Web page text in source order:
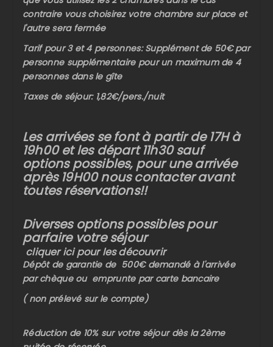
contraire vous choisirez votre chambre sur place et
l'autre sera fermée
Tarif pour 3 et 4 personnes: Supplément de 50€ par
personne supplémentaire pour un maximum de 4
personnes dans le gîte
Taxes de séjour: 1,82€/pers./nuit
Les arrivées se font à partir de 17H à
19h00 et les départ 11h30 sauf
options possibles, pour une arrivée
après 19H00 nous contacter avant
toutes réservations!!
Diverses options possibles pour
parfaire votre séjour
cliquer ici pour les découvrir
Dépôt de garantie de 500€ demandé à l'arrivée
par chèque ou emprunte par carte bancaire
( non prélevé sur le compte)
Réduction de 10% sur votre séjour dès la 2ème